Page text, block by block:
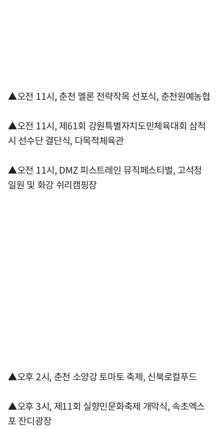
▲오전 11시, 춘천 멜론 전략작목 선포식, 춘천원예농협
▲오전 11시, 제61회 강원특별자치도민체육대회 삼척
시 선수단 결단식, 다목적체육관
▲오전 11시, DMZ 피스트레인 뮤직페스티벌, 고석정
일원 및 화강 쉬리캠핑장
▲오후 2시, 춘천 소양강 토마토 축제, 신북로컬푸드
▲오후 3시, 제11회 실향민문화축제 개막식, 속초엑스
포 잔디광장